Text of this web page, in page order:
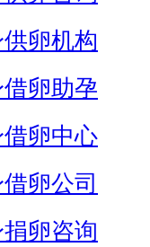
卵机构
卵助孕
卵中心
卵公司
卵咨询